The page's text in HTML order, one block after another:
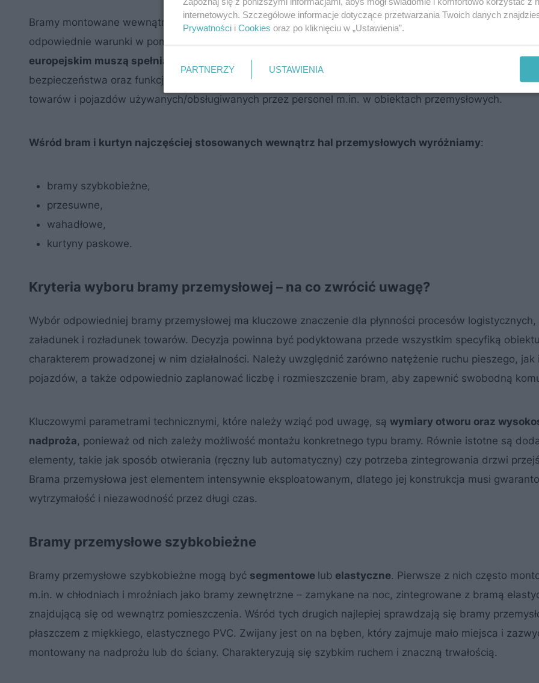
Bramy montowane wewnątrz hal przemysłowych powinny być wytrzymałe, wydajne, a jednocześnie
odpowiednie warunki w pomieszczeniach, które oddzielają.
europejskim muszą spełniać opracowane w normie europejskiej PN-EN 13241+A2:2016-10
wymogi
bezpieczeństwa oraz funkcjonowania dla bram i barier, służących głównie zapewnieniu odpowiedniego
towarów i pojazdów używanych/obsługiwanych przez personel m.in. w obiektach przemysłowych.
Wśród bram i kurtyn najczęściej stosowanych wewnątrz hal przemysłowych wyróżniamy:
bramy szybkobieżne,
przesuwne,
wahadłowe,
kurtyny paskowe.
Kryteria wyboru bramy przemysłowej – na co zwrócić uwagę?
Wybór odpowiedniej bramy przemysłowej ma kluczowe znaczenie dla płynności procesów
załadunek i rozładunek towarów. Decyzja powinna być podyktowana przede wszystkim specyfiką
charakterem prowadzonej w nim działalności. Należy uwzględnić zarówno natężenie ruchu pieszego, jak i
pojazdów, a także odpowiednio zaplanować liczbę i rozmieszczenie bram, aby zapewnić swobodną
Kluczowymi parametrami technicznymi, które należy wziąć pod uwagę, są wymiary otworu oraz
nadproża, ponieważ od nich zależy możliwość montażu konkretnego typu bramy. Równie istotne są
elementy, takie jak sposób otwierania (ręczny lub automatyczny) czy potrzeba zintegrowania drzwi
Brama przemysłowa jest elementem intensywnie eksploatowanym, dlatego jej konstrukcja musi
wytrzymałość i niezawodność przez długi czas.
Bramy przemysłowe szybkobieżne
Bramy przemysłowe szybkobieżne mogą być segmentowe lub elastyczne. Pierwsze z nich często
m.in. w chłodniach i mroźniach jako bramy zewnętrzne – zamykane na noc, zintegrowane z bramą
znajdującą się od wewnątrz pomieszczenia. Wśród tych drugich najlepiej sprawdzają się bramy
płaszczem z miękkiego, elastycznego PVC. Zwijany jest on na bęben, który zajmuje mało miejsca i
montowany na nadprożu lub do ściany. Charakteryzują się szybkim ruchem i znaczną trwałością.
internetowych. Szczegółowe informacje dotyczące przetwarzania Twoich danych
Prywatności i Cookies oraz po kliknięciu w „Ustawienia”.
PARTNERZY USTAWIENIA